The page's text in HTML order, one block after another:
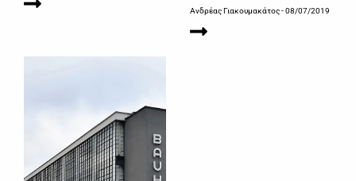
Ανδρέας Γιακουμακάτος- 08/07/2019